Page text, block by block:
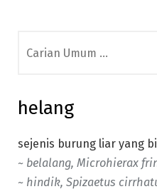
for:
helang
sejenis burung liar yang
~ belalang, Microhierax
~ hindik, Spizaetus